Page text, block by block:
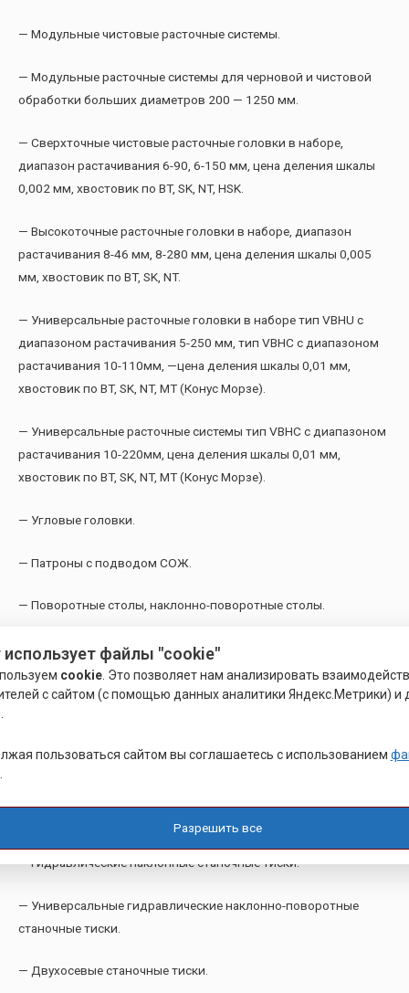
— Модульные чистовые расточные системы.
— Модульные расточные системы для черновой и чистовой
обработки больших диаметров 200 — 1250 мм.
— Сверхточные чистовые расточные головки в наборе,
диапазон растачивания 6-90, 6-150 мм, цена деления шкалы
0,002 мм, хвостовик по BT, SK, NT, HSK.
— Высокоточные расточные головки в наборе, диапазон
растачивания 8-46 мм, 8-280 мм, цена деления шкалы 0,005
мм, хвостовик по BT, SK, NT.
— Универсальные расточные головки в наборе тип VBHU с
диапазоном растачивания 5-250 мм, тип VBHC с диапазоном
растачивания 10-110мм, —цена деления шкалы 0,01 мм,
хвостовик по BT, SK, NT, MT (Конус Морзе).
— Универсальные расточные системы тип VBHC с диапазоном
растачивания 10-220мм, цена деления шкалы 0,01 мм,
хвостовик по BT, SK, NT, MT (Конус Морзе).
— Угловые головки.
— Патроны с подводом СОЖ.
— Поворотные столы, наклонно-поворотные столы.
— Делительные головки.
— Делительные столы, поворотные патроны.
— Гидравлические наклонные станочные тиски.
— Универсальные гидравлические наклонно-поворотные
станочные тиски.
— Двухосевые станочные тиски.
использует файлы "cookie"
cookie. Это позволяет нам анализировать
с сайтом (с помощью данных аналитики Яндекс.Метрики) и
пользоваться сайтом вы соглашаетесь с использованием
Разрешить все